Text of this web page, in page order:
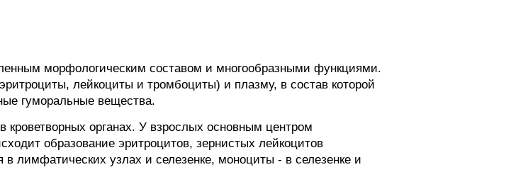
морфологическим составом и многообразными функциями.
лейкоциты и тромбоциты) и плазму, в состав которой
гуморальные вещества.
органах. У взрослых основным центром
образование эритроцитов, зернистых лейкоцитов
лимфатических узлах и селезенке, моноциты - в селезенке и